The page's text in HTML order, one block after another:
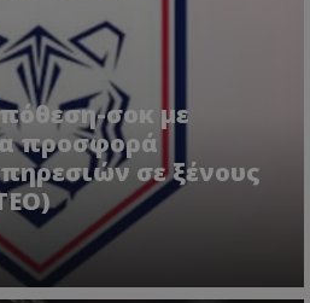
σοκ με
προσφορά
σε ξένους